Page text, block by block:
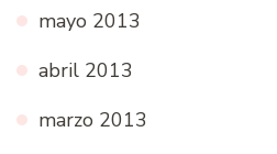
mayo 2013
abril 2013
marzo 2013